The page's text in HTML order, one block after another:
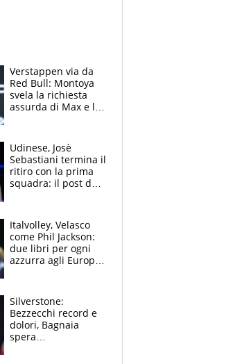
Verstappen via da
Red Bull: Montoya
svela la richiesta
assurda di Max e lo
McLaren siano
meglio?”
Udinese, Josè
Sebastiani termina il
ritiro con la prima
squadra: il post del
sfondo
Italvolley, Velasco
come Phil Jackson:
due libri per ogni
azzurra agli Europei.
Silverstone:
Bezzecchi record e
dolori, Bagnaia
spera